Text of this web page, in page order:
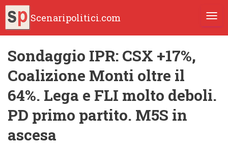
Scenaripolitici.com
Sondaggio IPR: CSX +17%,
Coalizione Monti oltre il
64%. Lega e FLI molto deboli.
PD primo partito. M5S in
ascesa